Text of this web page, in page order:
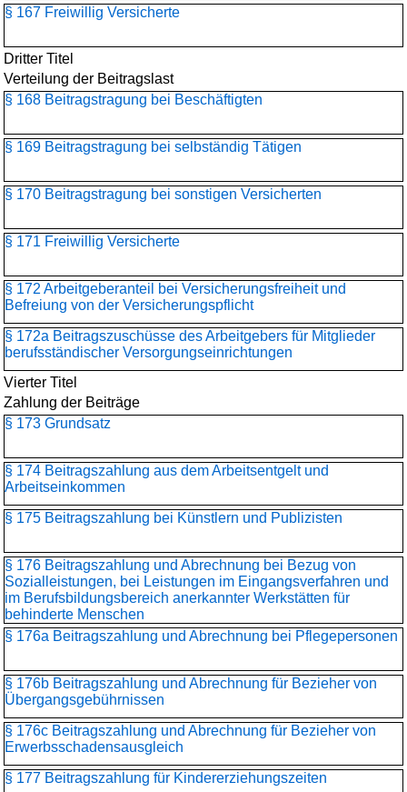
§ 167 Freiwillig Versicherte
Dritter Titel
Verteilung der Beitragslast
§ 168 Beitragstragung bei Beschäftigten
§ 169 Beitragstragung bei selbständig Tätigen
§ 170 Beitragstragung bei sonstigen Versicherten
§ 171 Freiwillig Versicherte
§ 172 Arbeitgeberanteil bei Versicherungsfreiheit und
Befreiung von der Versicherungspflicht
§ 172a Beitragszuschüsse des Arbeitgebers für Mitglieder
berufsständischer Versorgungseinrichtungen
Vierter Titel
Zahlung der Beiträge
§ 173 Grundsatz
§ 174 Beitragszahlung aus dem Arbeitsentgelt und
Arbeitseinkommen
§ 175 Beitragszahlung bei Künstlern und Publizisten
§ 176 Beitragszahlung und Abrechnung bei Bezug von
Sozialleistungen, bei Leistungen im Eingangsverfahren und
im Berufsbildungsbereich anerkannter Werkstätten für
behinderte Menschen
§ 176a Beitragszahlung und Abrechnung bei Pflegepersonen
§ 176b Beitragszahlung und Abrechnung für Bezieher von
Übergangsgebührnissen
§ 176c Beitragszahlung und Abrechnung für Bezieher von
Erwerbsschadensausgleich
§ 177 Beitragszahlung für Kindererziehungszeiten